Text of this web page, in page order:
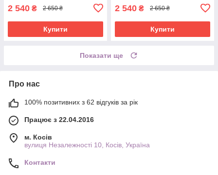
2 540 ₴ 2 650 ₴
Купити
2 540 ₴ 2 650 ₴
Купити
Показати ще
Про нас
100% позитивних з 62 відгуків за рік
Працює з 22.04.2016
м. Косів
вулиця Незалежності 10, Косів, Україна
Контакти